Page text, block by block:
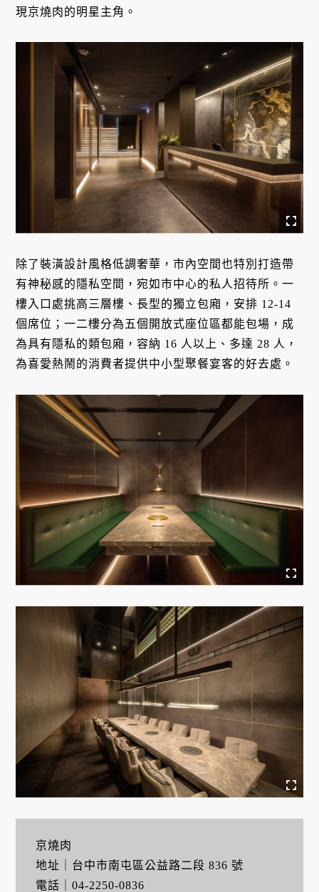
現京燒肉的明星主角。
除了裝潢設計風格低調奢華，市內空間也特別打造帶
有神秘感的隱私空間，宛如市中心的私人招待所。一
樓入口處挑高三層樓、長型的獨立包廂，安排 12-14
個席位；一二樓分為五個開放式座位區都能包場，成
為具有隱私的類包廂，容納 16 人以上、多達 28 人，
為喜愛熱鬧的消費者提供中小型聚餐宴客的好去處。
京燒肉
地址｜台中市南屯區公益路二段 836 號
電話｜04-2250-0836